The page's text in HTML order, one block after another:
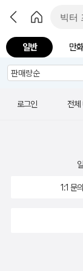
일반 만화
로그인 전체
1:1 문의